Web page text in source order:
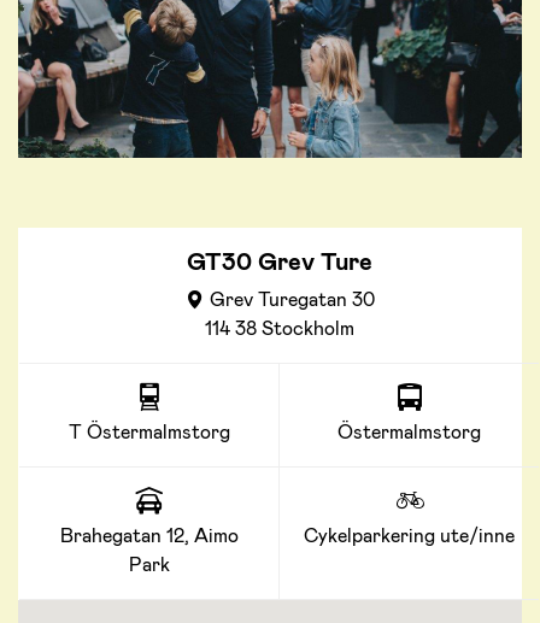
GT30 Grev Ture
Grev Turegatan 30
114 38 Stockholm
T Östermalmstorg Östermalmstorg
Brahegatan 12, Aimo
Park
Cykelparkering ute/inne